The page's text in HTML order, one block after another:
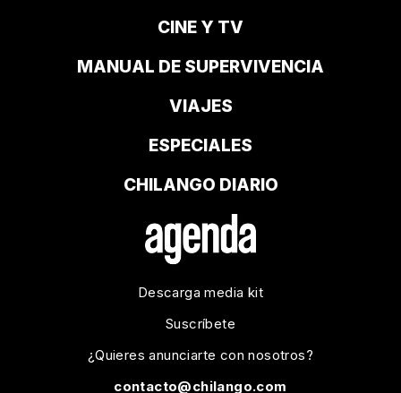
CINE Y TV
MANUAL DE SUPERVIVENCIA
VIAJES
ESPECIALES
CHILANGO DIARIO
Descarga media kit
Suscríbete
¿Quieres anunciarte con nosotros?
contacto@chilango.com